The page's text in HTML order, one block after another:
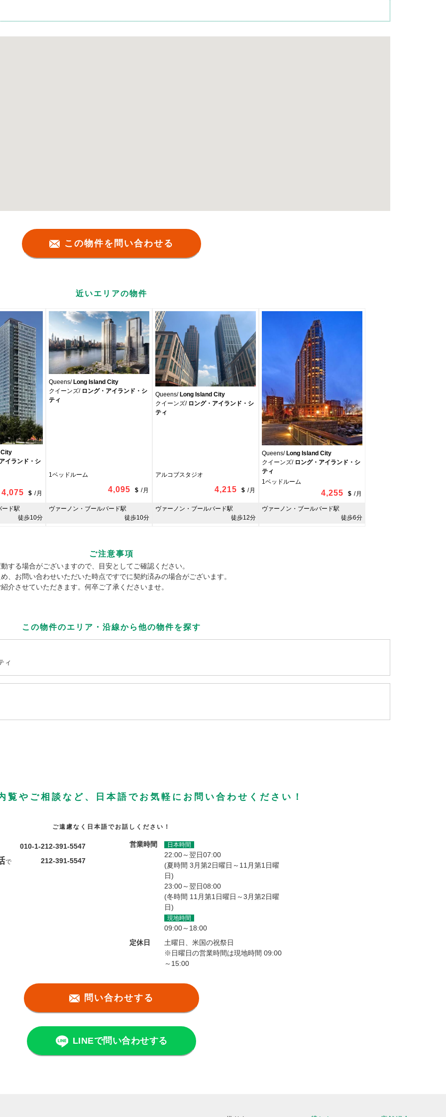
この物件を問い合わせる
近いエリアの物件
イランド・シ
4,075 $ /月
ード駅
徒歩10分
Queens/ Long Island City
クイーンズ/ ロング・アイランド・シ
ティ
1ベッドルーム
4,095 $ /月
ヴァーノン・ブールバード駅
徒歩10分
Queens/ Long Island City
クイーンズ/ ロング・アイランド・シ
ティ
アルコブスタジオ
4,215 $ /月
ヴァーノン・ブールバード駅
徒歩12分
Queens/ Long Island City
クイーンズ/ ロング・アイランド・シ
ティ
1ベッドルーム
4,255 $ /月
ヴァーノン・ブールバード駅
徒歩6分
ご注意事項
する場合がございますので、目安としてご確認ください。
、お問い合わせいただいた時点ですでに契約済みの場合がございます。
介させていただきます。何卒ご了承くださいませ。
この物件のエリア・沿線から 他の物件を探す
ィ
覧やご相談など、日本語でお気軽にお問い合わせください！
ご遠慮なく日本語でお話しください！
010-1-212-391-5547
で 212-391-5547
営業時間 日本時間
22:00～翌日07:00
(夏時間 3月第2日曜日～11月第1日曜
日)
23:00～翌日08:00
(冬時間 11月第1日曜日～3月第2日曜
日)
現地時間
09:00～18:00
定休日
土曜日、米国の祝祭日
※日曜日の営業時間は現地時間 09:00
～15:00
問い合わせする
LINEで問い合わせする